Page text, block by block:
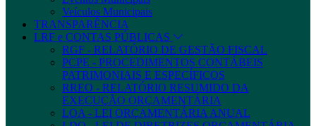
Veículos Municipais
TRANSPARÊNCIA
LRF e CONTAS PÚBLICAS
RGF - RELATÓRIO DE GESTÃO FISCAL
PCPE - PROCEDIMENTOS CONTÁBEIS
PATRIMONIAIS E ESPECÍFICOS
RREO - RELATÓRIO RESUMIDO DA
EXECUÇÃO ORÇAMENTÁRIA
LOA - LEI ORÇAMENTÁRIA ANUAL